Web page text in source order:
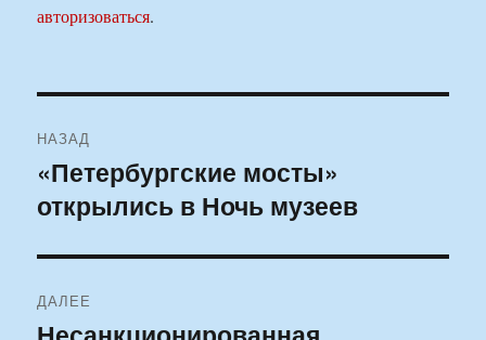
авторизоваться.
по
записям
НАЗАД
Предыдущая
запись:
«Петербургские мосты»
открылись в Ночь музеев
ДАЛЕЕ
Следующая